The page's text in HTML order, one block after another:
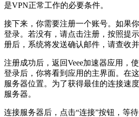
是VPN正常工作的必要条件。
接下来，你需要注册一个账号。如果
登录。若没有，请点击注册，按照提
册后，系统将发送确认邮件，请查收
注册成功后，返回Veee加速器应用，
登录后，你将看到应用的主界面。在
服务器位置。为了获得最佳的连接速
服务器。
连接服务器后，点击“连接”按钮，等